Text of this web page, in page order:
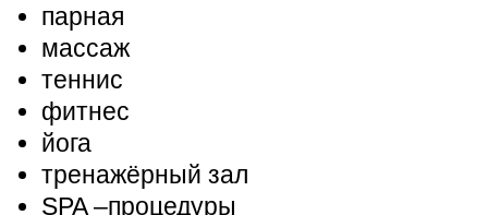
парная
массаж
теннис
фитнес
йога
тренажёрный зал
SPA –процедуры